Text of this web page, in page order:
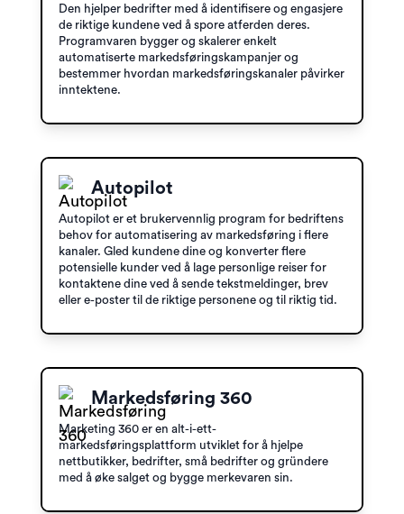
Den hjelper bedrifter med å identifisere og engasjere
de riktige kundene ved å spore atferden deres.
Programvaren bygger og skalerer enkelt
automatiserte markedsføringskampanjer og
bestemmer hvordan markedsføringskanaler påvirker
inntektene.
Autopilot
Autopilot er et brukervennlig program for bedriftens
behov for automatisering av markedsføring i flere
kanaler. Gled kundene dine og konverter flere
potensielle kunder ved å lage personlige reiser for
kontaktene dine ved å sende tekstmeldinger, brev
eller e-poster til de riktige personene og til riktig tid.
Markedsføring 360
Marketing 360 er en alt-i-ett-
markedsføringsplattform utviklet for å hjelpe
nettbutikker, bedrifter, små bedrifter og gründere
med å øke salget og bygge merkevaren sin.